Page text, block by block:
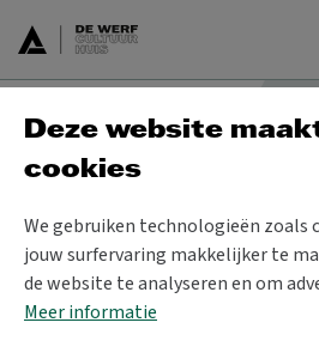
Programma
Deze website
cookies
We gebruiken technologieën zoals
jouw surfervaring makkelijker te
de website te analyseren en om
Meer informatie